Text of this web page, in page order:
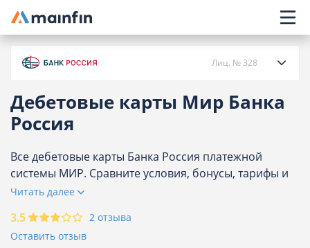
Главное меню
Дебетовые карты Мир Банка
Россия
Все дебетовые карты Банка Россия платежной
системы МИР. Сравните условия, бонусы, тарифы и
обслуживание, выберите выгодную банковскую
оформление. Количество предложений в Банке
Россия - 4.
Читать далее
Лиц. № 328
О банке
Кредиты
Карты
Вклады
3.5
2 отзыва
Оставить отзыв